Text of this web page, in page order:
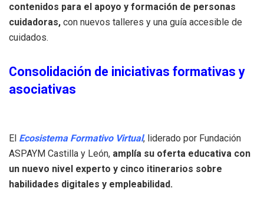
contenidos para el apoyo y formación de personas
cuidadoras, con nuevos talleres y una guía accesible de
cuidados.
Consolidación de iniciativas formativas y
asociativas
El Ecosistema Formativo Virtual, liderado por Fundación
ASPAYM Castilla y León, amplía su oferta educativa con
un nuevo nivel experto y cinco itinerarios sobre
habilidades digitales y empleabilidad.